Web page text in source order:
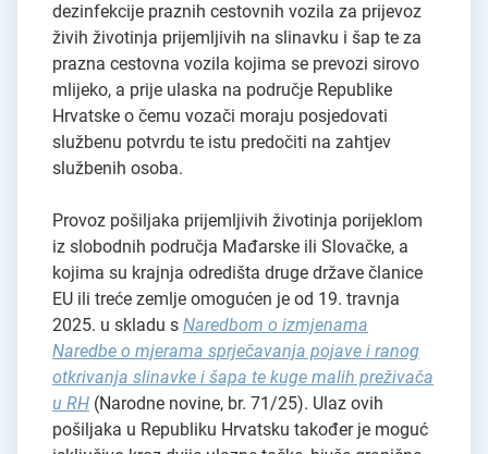
dezinfekcije praznih cestovnih vozila za prijevoz
živih životinja prijemljivih na slinavku i šap te za
prazna cestovna vozila kojima se prevozi sirovo
mlijeko, a prije ulaska na područje Republike
Hrvatske o čemu vozači moraju posjedovati
službenu potvrdu te istu predočiti na zahtjev
službenih osoba.
Provoz pošiljaka prijemljivih životinja porijeklom
iz slobodnih područja Mađarske ili Slovačke, a
kojima su krajnja odredišta druge države članice
EU ili treće zemlje omogućen je od 19. travnja
2025. u skladu s Naredbom o izmjenama
Naredbe o mjerama sprječavanja pojave i ranog
otkrivanja slinavke i šapa te kuge malih preživača
u RH (Narodne novine, br. 71/25). Ulaz ovih
pošiljaka u Republiku Hrvatsku također je moguć